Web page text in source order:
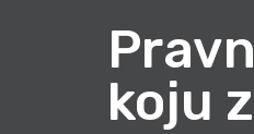
koju